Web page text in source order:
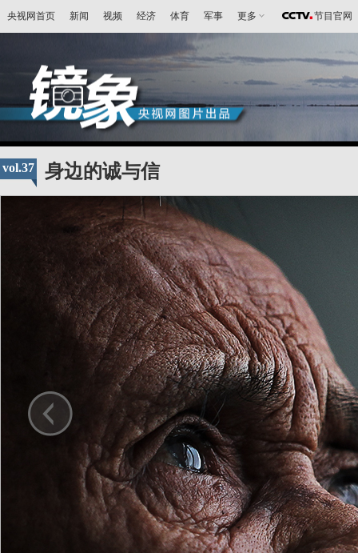
央视网首页 新闻 视频 经济 体育 军事 更多 节目官网
vol.37 身边的诚与信